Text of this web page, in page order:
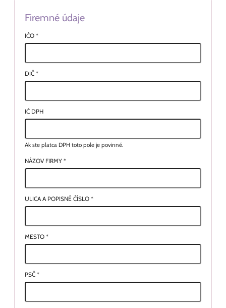
Firemné údaje
IČO *
DIČ *
IČ DPH
Ak ste platca DPH toto pole je povinné.
NÁZOV FIRMY *
ULICA A POPISNÉ ČÍSLO *
MESTO *
PSČ *